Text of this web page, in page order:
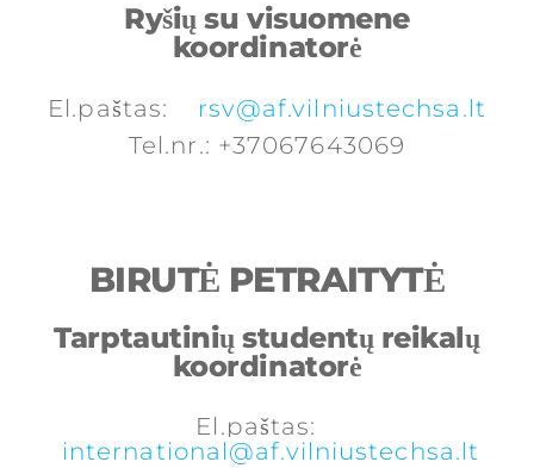
Ryšių su visuomene
koordinatorė
El.paštas:
rsv@af.vilniustechsa.lt
Tel.nr.: +37067643069
BIRUTĖ PETRAITYTĖ
Tarptautinių studentų reikalų
koordinatorė
El.paštas:
international@af.vilniustechsa.lt